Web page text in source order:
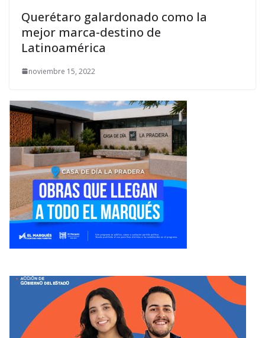
Querétaro galardonado como la
mejor marca-destino de
Latinoamérica
noviembre 15, 2022